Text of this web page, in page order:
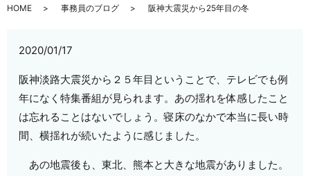
HOME 事務員のブログ 阪神大震災から25年目の冬
2020/01/17
阪神淡路大震災から２５年目ということで、テレビでも例
年になく特集番組が見られます。あの揺れを体感したこと
は忘れることはないでしょう。寝床のなかで本当に長い時
間、横揺れが続いたように感じました。
あの地震後も、東北、熊本と大きな地震がありました。